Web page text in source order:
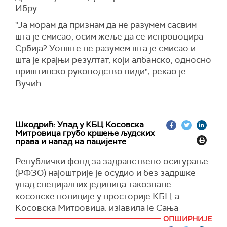
Представници Квинте су поновили став изнет
у свом синоћњем саопштењу, да ни на који
начин нису подржали јучерашњу једнострану
акцију косовских институција. Да су те акције
спроведене без координације са њима, те да
очекују да се сва питања решавају кроз
дијалог којим управља Европска унија.
Косову уведене и одговарајуће мере које су и
даље на снази.
непристрасно", наводи се у саопштењу.
Кфорје трећи безбедносни одговор, после
Косовске полиције и мисије владавине права
ЕУ (Еулекс), са којима ради у блиској сарадњи,
наводи се у саопштењу Кфора.
У супротном,
понашања косовских институција довешће до
несагледивих последица по живот Срба у
општинама са српском већином и већ
нарушени статус мултиетничког Косова.
Ибру.
"Ја морам да признам да не разумем сасвим
шта је смисао, осим жеље да се испровоцира
Србија? Уопште не разумем шта је смисао и
шта је крајњи резултат, који албанско, односно
приштинско руководство види", рекао је
Вучић.
Шкодрић: Упад у КБЦ Косовска
Митровица грубо кршење људских
права и напад на пацијенте
Републички фонд за задравствено осигурање
(РФЗО) најоштрије је осудио и без задршке
упад специјалних јединица такозване
косовске полиције у просторије КБЦ-а
Косовска Митровица, изјавила је Сања
Радојевић Шкодрић, директорка РФЗО.ОПШИРНИЈЕ